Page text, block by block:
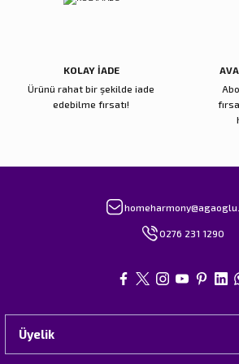
KOLAY İADE
Ürünü rahat bir şekilde iade
edebilme fırsatı!
0276 231 1290
Üyelik